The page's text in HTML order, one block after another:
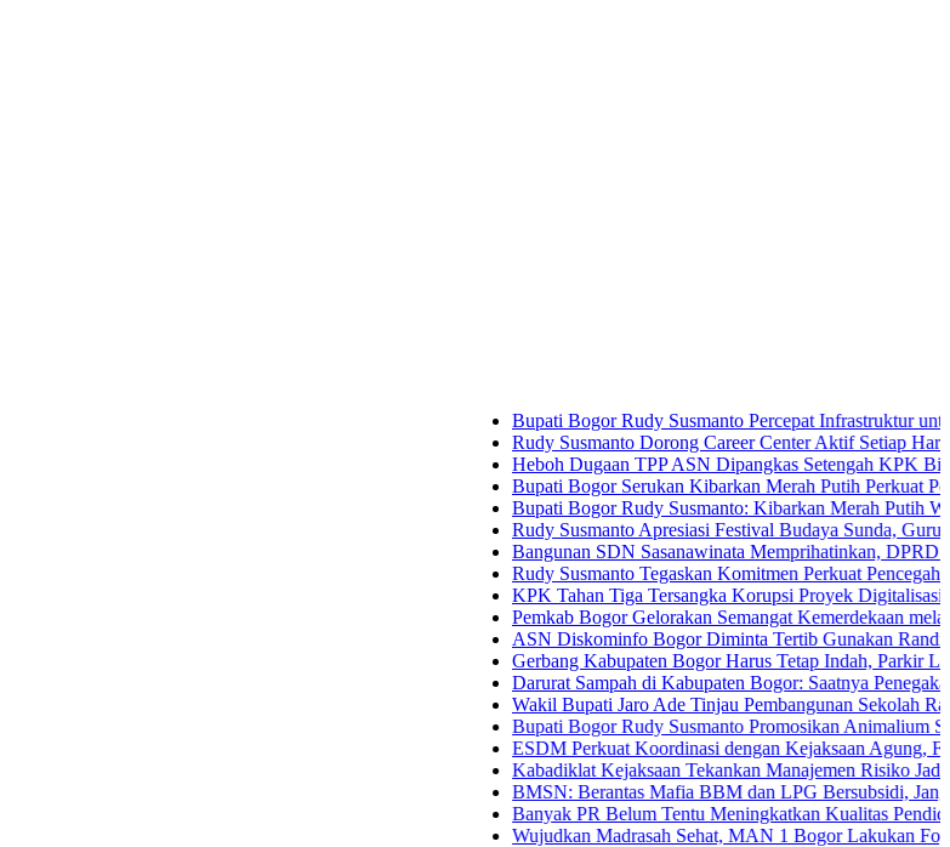
Bupati Bogor Rudy Susmanto Percepat Infrastruktur untuk
Rudy Susmanto Dorong Career Center Aktif Setiap Hari Perluas
Heboh Dugaan TPP ASN Dipangkas Setengah KPK Bidik
Bupati Bogor Serukan Kibarkan Merah Putih Perkuat Persatuan
Bupati Bogor Rudy Susmanto: Kibarkan Merah Putih Wujud
Rudy Susmanto Apresiasi Festival Budaya Sunda, Guru PAUD
Bangunan SDN Sasanawinata Memprihatinkan, DPRD Bogor
Rudy Susmanto Tegaskan Komitmen Perkuat Pencegahan
KPK Tahan Tiga Tersangka Korupsi Proyek Digitalisasi SPBU
Pemkab Bogor Gelorakan Semangat Kemerdekaan melalui
ASN Diskominfo Bogor Diminta Tertib Gunakan Randis
Gerbang Kabupaten Bogor Harus Tetap Indah, Parkir Liar dan
Darurat Sampah di Kabupaten Bogor: Saatnya Penegakan
Wakil Bupati Jaro Ade Tinjau Pembangunan Sekolah Rakyat di
Bupati Bogor Rudy Susmanto Promosikan Animalium Sebagai
ESDM Perkuat Koordinasi dengan Kejaksaan Agung, Fokus
Kabadiklat Kejaksaan Tekankan Manajemen Risiko Jadi Budaya
BMSN: Berantas Mafia BBM dan LPG Bersubsidi, Jangan
Banyak PR Belum Tentu Meningkatkan Kualitas Pendidikan
Wujudkan Madrasah Sehat, MAN 1 Bogor Lakukan Fogging